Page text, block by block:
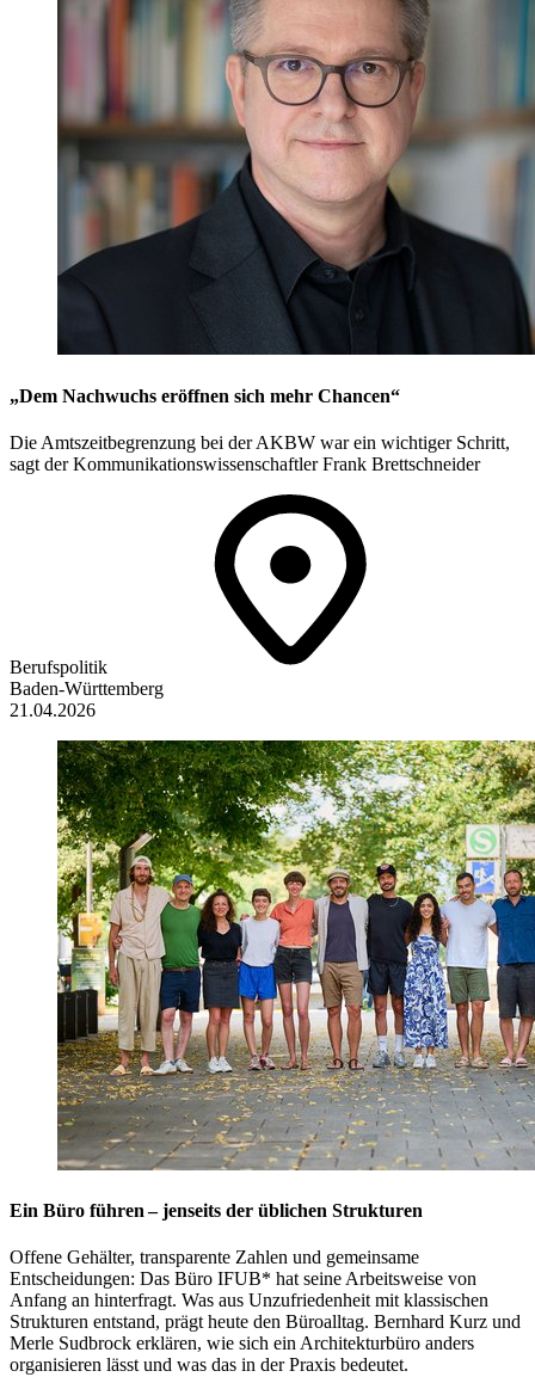
„Dem Nachwuchs eröffnen sich mehr Chancen“
Die Amtszeitbegrenzung bei der AKBW war ein wichtiger Schritt,
sagt der Kommunikationswissenschaftler Frank Brettschneider
Berufspolitik
Baden-Württemberg
21.04.2026
Ein Büro führen – jenseits der üblichen Strukturen
Offene Gehälter, transparente Zahlen und gemeinsame
Entscheidungen: Das Büro IFUB* hat seine Arbeitsweise von
Anfang an hinterfragt. Was aus Unzufriedenheit mit klassischen
Strukturen entstand, prägt heute den Büroalltag. Bernhard Kurz und
Merle Sudbrock erklären, wie sich ein Architekturbüro anders
organisieren lässt und was das in der Praxis bedeutet.